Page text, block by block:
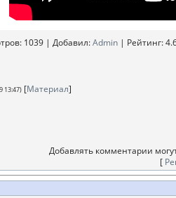
: 1039 | Добавил:Аdmin | Рейтинг:
13:47) [Материал]
Добавлять комментарии
[